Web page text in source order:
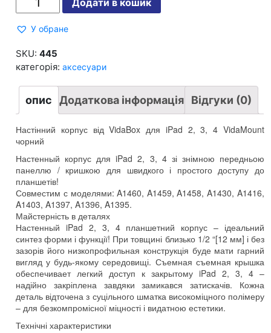
від
для
2,
3,
4
чорний
У обране
SKU:445
категорія:аксесуари
опис Додаткова інформація Відгуки (0)
Настінний корпус від VidaBox для iPad 2, 3, 4 VidaMount
чорний
Настенный корпус для iPad 2, 3, 4 зі знімною передньою
панеллю / кришкою для швидкого і простого доступу до
планшетів!
Совместим с моделями:A1460, A1459,A1458,A1430, A1416,
A1403,A1397,A1396,A1395.
Майстерність в деталях
Настенный iPad 2, 3, 4 планшетний корпус – ідеальний
синтез форми і функції! При товщині близько 1/2 “[12 мм] і без
зазорів його низкопрофильная конструкція буде мати гарний
вигляд у будь-якому середовищі. Съемная съемная крышка
обеспечивает легкий доступ к закрытому iPad 2, 3, 4 –
надійно закріплена завдяки замикався затискачів. Кожна
деталь відточена з суцільного шматка високоміцного полімеру
– для безкомпромісної міцності і видатною естетики.
Технічні характеристики